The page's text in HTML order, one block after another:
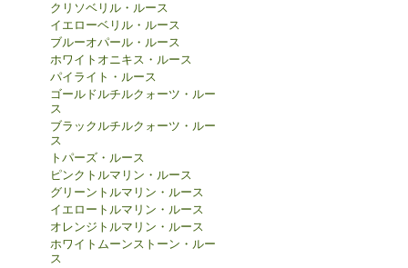
クリソベリル・ルース
イエローベリル・ルース
ブルーオパール・ルース
ホワイトオニキス・ルース
パイライト・ルース
ゴールドルチルクォーツ・ルー
ス
ブラックルチルクォーツ・ルー
ス
トパーズ・ルース
ピンクトルマリン・ルース
グリーントルマリン・ルース
イエロートルマリン・ルース
オレンジトルマリン・ルース
ホワイトムーンストーン・ルー
ス